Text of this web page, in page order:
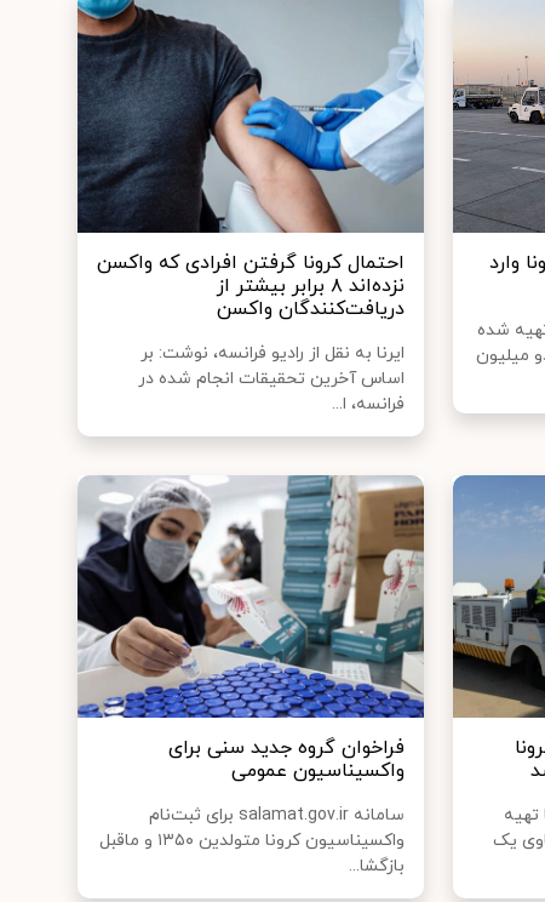
وارد
شده
میلیون
احتمال کرونا گرفتن افرادی که واکسن
نزده‌اند ۸ برابر بیشتر از
دریافت‌کنندگان واکسن
ایرنا به نقل از رادیو فرانسه، نوشت: بر
اساس آخرین تحقیقات انجام شده در
فرانسه، ا...
تهیه
یک
فراخوان گروه جدید سنی برای
واکسیناسیون عمومی
سامانه salamat.gov.ir برای ثبت‌نام
واکسیناسیون کرونا متولدین ۱۳۵۰ و ماقبل
بازگشا...